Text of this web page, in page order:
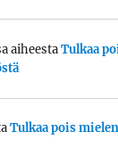
aiheestaTulkaa
Tulkaa pois